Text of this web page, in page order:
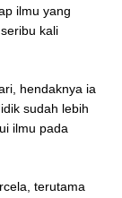
ilmu yang
kali
hendaknya ia
sudah lebih
ilmu pada
terutama